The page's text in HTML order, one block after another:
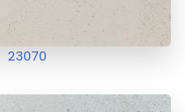
23070